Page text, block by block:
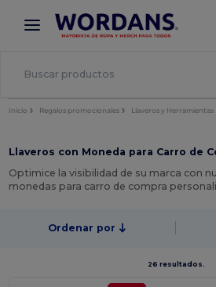
× App de Wordans
¡Mejores precios en app!
Inicio Regalos promocionales Llaveros y Herramientas
Llaveros con Moneda para Carro de
Optimice la visibilidad de su marca con
monedas para carro de compra
Ordenar por
26 resultados.